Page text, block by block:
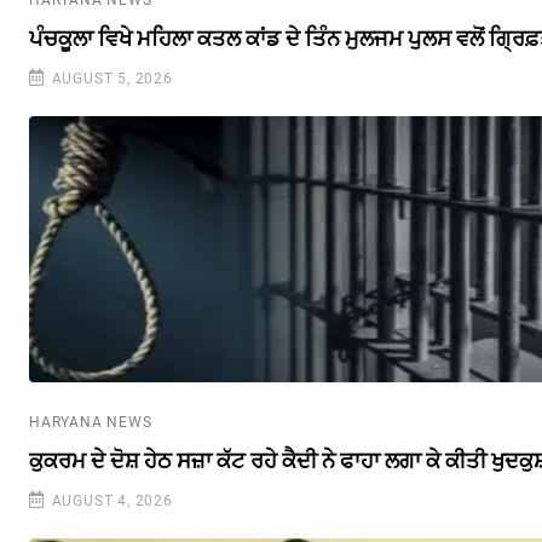
ਪੰਚਕੂਲਾ ਵਿਖੇ ਮਹਿਲਾ ਕਤਲ ਕਾਂਡ ਦੇ ਤਿੰਨ ਮੁਲਜਮ ਪੁਲਸ ਵਲੋਂ
AUGUST 5, 2026
HARYANA NEWS
ਕੁਕਰਮ ਦੇ ਦੋਸ਼ ਹੇਠ ਸਜ਼ਾ ਕੱਟ ਰਹੇ ਕੈਦੀ ਨੇ ਫਾਹਾ ਲਗਾ ਕੇ ਕੀਤੀ
AUGUST 4, 2026